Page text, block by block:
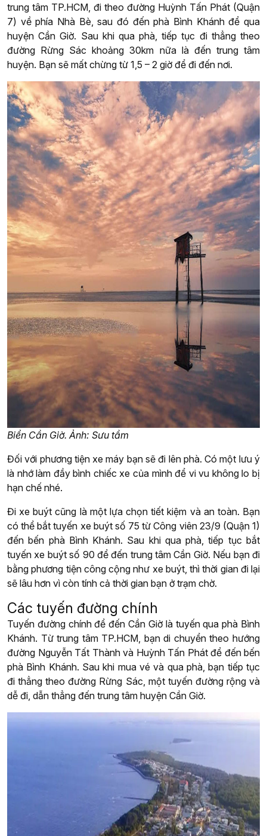
trung tâm TP.HCM, đi theo đường Huỳnh Tấn Phát (Quận
7) về phía Nhà Bè, sau đó đến phà Bình Khánh để qua
huyện Cần Giờ. Sau khi qua phà, tiếp tục đi thẳng theo
đường Rừng Sác khoảng 30km nữa là đến trung tâm
huyện. Bạn sẽ mất chừng từ 1,5 – 2 giờ để đi đến nơi.
Biển Cần Giờ. Ảnh: Sưu tầm
Đối với phương tiện xe máy bạn sẽ đi lên phà. Có một lưu ý
là nhớ làm đầy bình chiếc xe của mình để vi vu không lo bị
hạn chế nhé.
Đi xe buýt cũng là một lựa chọn tiết kiệm và an toàn. Bạn
có thể bắt tuyến xe buýt số 75 từ Công viên 23/9 (Quận 1)
đến bến phà Bình Khánh. Sau khi qua phà, tiếp tục bắt
tuyến xe buýt số 90 để đến trung tâm Cần Giờ. Nếu bạn đi
bằng phương tiện công cộng như xe buýt, thì thời gian đi lại
sẽ lâu hơn vì còn tính cả thời gian bạn ở trạm chờ.
Các tuyến đường chính
Tuyến đường chính để đến Cần Giờ là tuyến qua phà Bình
Khánh. Từ trung tâm TP.HCM, bạn di chuyển theo hướng
đường Nguyễn Tất Thành và Huỳnh Tấn Phát để đến bến
phà Bình Khánh. Sau khi mua vé và qua phà, bạn tiếp tục
đi thẳng theo đường Rừng Sác, một tuyến đường rộng và
dễ đi, dẫn thẳng đến trung tâm huyện Cần Giờ.